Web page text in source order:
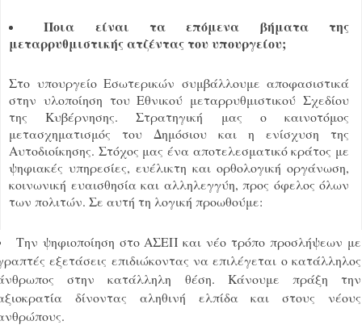
Ποια είναι τα επόμενα βήματα της
μεταρρυθμιστικής ατζέντας του υπουργείου;
Στο υπουργείο Εσωτερικών συμβάλλουμε αποφασιστικά
στην υλοποίηση του Εθνικού μεταρρυθμιστικού Σχεδίου
της Κυβέρνησης. Στρατηγική μας ο καινοτόμος
μετασχηματισμός του Δημόσιου και η ενίσχυση της
Αυτοδιοίκησης. Στόχος μας ένα αποτελεσματικό κράτος με
ψηφιακές υπηρεσίες, ευέλικτη και ορθολογική οργάνωση,
κοινωνική ευαισθησία και αλληλεγγύη, προς όφελος όλων
των πολιτών. Σε αυτή τη λογική προωθούμε:
Την ψηφιοποίηση στο ΑΣΕΠ και νέο τρόπο προσλήψεων με
εξετάσεις επιδιώκοντας να επιλέγεται ο κατάλληλος
στην κατάλληλη θέση. Κάνουμε πράξη την
δίνοντας αληθινή ελπίδα και στους νέους